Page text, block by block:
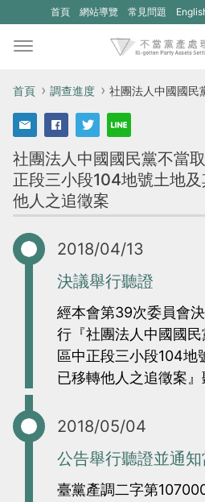
首頁 網站導覽 常見問題
首頁 調查進度 社團法人中國國民黨不當取得臺北市中正區中正段三小段104地號
社團法人中國國民黨不當
正段三小段104地號土地
他人之追徵案
2018/04/13
決議舉行聽證
經本會第39次委員會
行『社團法人中國國
區中正段三小段104地
已移轉他人之追徵案』
2018/05/04
公告舉行聽證並通
臺黨產調二字第